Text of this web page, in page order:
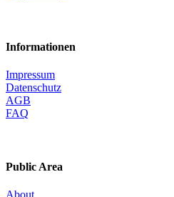
Informationen
Impressum
Datenschutz
AGB
FAQ
Public Area